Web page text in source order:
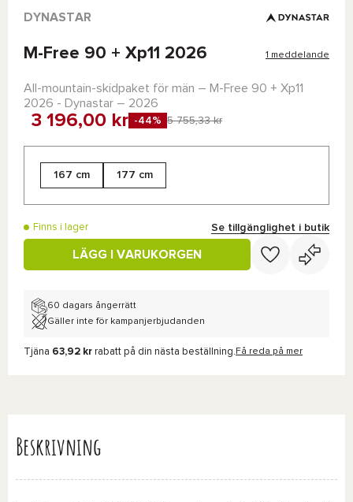
DYNASTAR
M-Free 90 + Xp11 2026 1 meddelande
All-mountain-skidpaket för män – M-Free 90 + Xp11
2026 - Dynastar – 2026
3 196,00 kr -44% 5 755,33 kr
167 cm 177 cm
Finns i lager Se tillgänglighet i butik
LÄGG I VARUKORGEN
60 dagars ångerrätt
Gäller inte för kampanjerbjudanden
Tjäna 63,92 kr rabatt på din nästa beställning. Få reda på mer
Beskrivning